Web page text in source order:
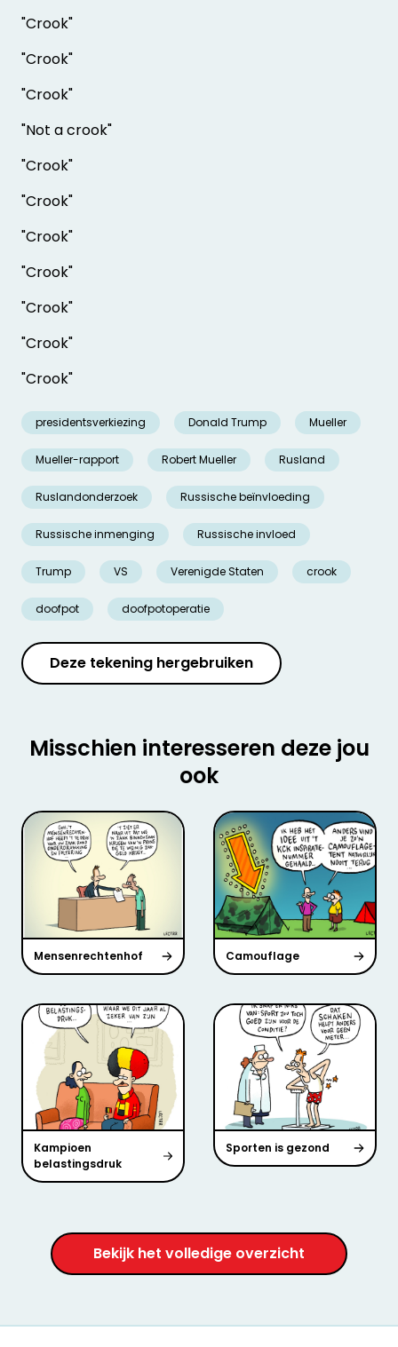
"Crook"
"Crook"
"Crook"
"Not a crook"
"Crook"
"Crook"
"Crook"
"Crook"
"Crook"
"Crook"
"Crook"
presidentsverkiezing Donald Trump Mueller
Mueller-rapport Robert Mueller Rusland
Ruslandonderzoek Russische beïnvloeding
Russische inmenging Russische invloed
Trump VS Verenigde Staten crook
doofpot doofpotoperatie
Deze tekening hergebruiken
Misschien interesseren deze jou
ook
Mensenrechtenhof Camouflage
Kampioen
belastingsdruk
Sporten is gezond
Bekijk het volledige overzicht